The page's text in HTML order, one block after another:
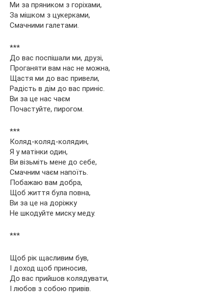
Ми за пряником з горіхами,
За мішком з цукерками,
Смачними галетами.
***
До вас поспішали ми, друзі,
Проганяти вам нас не можна,
Щастя ми до вас привели,
Радість в дім до вас приніс.
Ви за це нас чаєм
Почастуйте, пирогом.
***
Коляд-коляд-колядин,
Я у матінки один,
Ви візьміть мене до себе,
Смачним чаєм напоїть.
Побажаю вам добра,
Щоб життя була повна,
Ви за це на доріжку
Не шкодуйте миску меду.
***
Щоб рік щасливим був,
І доход щоб приносив,
До вас прийшов колядувати,
І любов з собою привів.